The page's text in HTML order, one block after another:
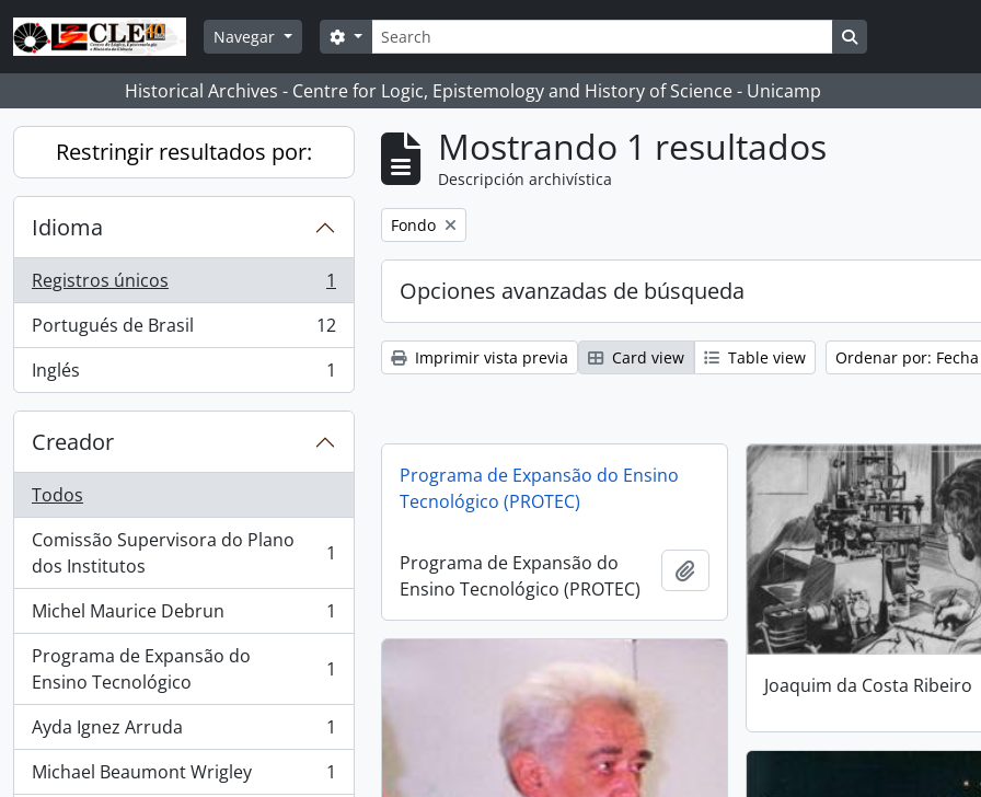
Skip to main content
Navegar
Búsqueda
Search options
Historical Archives - Centre for Logic, Epistemology and History of Science - Unicamp
Restringir resultados por:
Idioma
Registros únicos
, 1 resultados
1
Portugués de Brasil
, 12 resultados
12
Inglés
, 1 resultados 1
Creador
Todos
Comissão Supervisora do Plano
dos Institutos
, 1 resultados 1
Michel Maurice Debrun
, 1 resultados
1
Programa de Expansão do
Ensino Tecnológico
, 1 resultados 1
Ayda Ignez Arruda
, 1 resultados
1
Michael Beaumont Wrigley
, 1 resultados
1
Mostrando 1 resultados
Descripción archivística
Remove filter:
Fondo
Opciones avanzadas de búsqueda
Imprimir vista previa Card view Table view Ordenar por:
Programa de Expansão do Ensino
Tecnológico (PROTEC)
Programa de Expansão do
Ensino Tecnológico (PROTEC)
Añadir al portapapeles
Joaquim da Costa Ribeiro